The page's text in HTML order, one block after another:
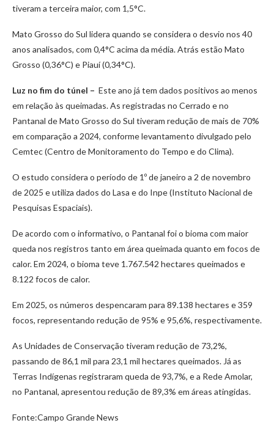
tiveram a terceira maior, com 1,5°C.
Mato Grosso do Sul lidera quando se considera o desvio nos 40
anos analisados, com 0,4°C acima da média. Atrás estão Mato
Grosso (0,36°C) e Piauí (0,34°C).
Luz no fim do túnel – Este ano já tem dados positivos ao menos
em relação às queimadas. As registradas no Cerrado e no
Pantanal de Mato Grosso do Sul tiveram redução de mais de 70%
em comparação a 2024, conforme levantamento divulgado pelo
Cemtec (Centro de Monitoramento do Tempo e do Clima).
O estudo considera o período de 1º de janeiro a 2 de novembro
de 2025 e utiliza dados do Lasa e do Inpe (Instituto Nacional de
Pesquisas Espaciais).
De acordo com o informativo, o Pantanal foi o bioma com maior
queda nos registros tanto em área queimada quanto em focos de
calor. Em 2024, o bioma teve 1.767.542 hectares queimados e
8.122 focos de calor.
Em 2025, os números despencaram para 89.138 hectares e 359
focos, representando redução de 95% e 95,6%, respectivamente.
As Unidades de Conservação tiveram redução de 73,2%,
passando de 86,1 mil para 23,1 mil hectares queimados. Já as
Terras Indígenas registraram queda de 93,7%, e a Rede Amolar,
no Pantanal, apresentou redução de 89,3% em áreas atingidas.
Fonte:Campo Grande News